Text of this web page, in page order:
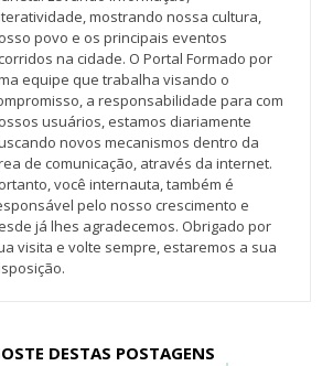
mostrando nossa cultura,
povo e os principais eventos
na cidade. O Portal Formado por
equipe que trabalha visando o
a responsabilidade para com
usuários, estamos diariamente
novos mecanismos dentro da
de comunicação, através da internet.
você internauta, também é
pelo nosso crescimento e
já lhes agradecemos. Obrigado por
visita e volte sempre, estaremos a sua
DESTAS POSTAGENS